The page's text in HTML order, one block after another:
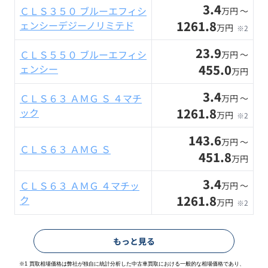
ＣＬＳ３５０ ブルーエフィシ
ェンシーデジーノリミテド
3.4万円 〜
1261.8万円 ※2
ＣＬＳ５５０ ブルーエフィシ
ェンシー
23.9万円 〜
455.0万円
ＣＬＳ６３ ＡＭＧ Ｓ ４マチ
ック
3.4万円 〜
1261.8万円 ※2
ＣＬＳ６３ ＡＭＧ Ｓ 143.6万円 〜
451.8万円
ＣＬＳ６３ ＡＭＧ ４マチッ
ク
3.4万円 〜
1261.8万円 ※2
もっと見る
※1 買取相場価格は弊社が独自に統計分析した中古車買取における一般的な相場価格であり、